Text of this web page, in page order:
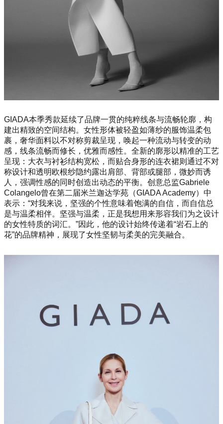
GIADA本季秀款延续了品牌一贯的纯粹线条与流畅轮廓，构
建出精致的空间结构。女性形体被轻盈如薄纱的服饰温柔包
裹，奢华面料以不对称剪裁呈现，唤起一种流动与转变的动
感，线条流畅而修长，优雅而感性。全新的廓形以精准的工艺
呈现：大衣与衬衫结构宽松，而贴合身形的连衣裙则通过不对
称设计和透明欧根纱隐约露出肩部、背部或腿部，微妙而诱
人，强调性感的同时创造出动态的平衡。创意总监Gabriele
Colangelo曾在第二届米兰迦达学苑（GIADA Academy）中
表示：“对我来说，坚强的个性意味着饱满的自信，而自信总
是与温柔相伴。坚强与温柔，正是我想用来形容我们为之设计
的女性特质的词汇。”因此，他的设计始终传递着“岩石上的
花”的品牌精神，展现了女性坚韧与柔美的完美融合。